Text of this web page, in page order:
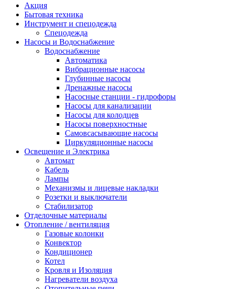
Акция
Бытовая техника
Инструмент и спецодежда
Спецодежда
Насосы и Водоснабжение
Водоснабжение
Автоматика
Вибрационные насосы
Глубинные насосы
Дренажные насосы
Насосные станции - гидрофоры
Насосы для канализации
Насосы для колодцев
Насосы поверхностные
Самовсасывающие насосы
Циркуляционные насосы
Освещение и Электрика
Автомат
Кабель
Лампы
Механизмы и лицевые накладки
Розетки и выключатели
Стабилизатор
Отделочные материалы
Отопление / вентиляция
Газовые колонки
Конвектор
Кондиционер
Котел
Кровля и Изоляция
Нагреватели воздуха